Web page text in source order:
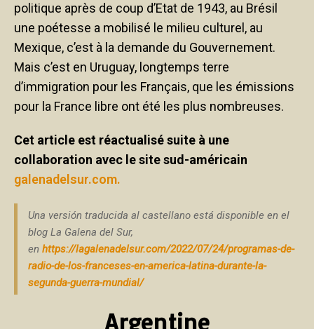
politique après de coup d’Etat de 1943, au Brésil
une poétesse a mobilisé le milieu culturel, au
Mexique, c’est à la demande du Gouvernement.
Mais c’est en Uruguay, longtemps terre
d’immigration pour les Français, que les émissions
pour la France libre ont été les plus nombreuses.
Cet article est réactualisé suite à une
collaboration avec le site sud-américain
galenadelsur.com.
Una versión traducida al castellano está disponible en el
blog La Galena del Sur,
en https://lagalenadelsur.com/2022/07/24/programas-de-
radio-de-los-franceses-en-america-latina-durante-la-
segunda-guerra-mundial/
Argentine